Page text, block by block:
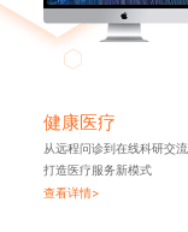
健康医疗
从远程问诊到在线科研交流
打造医疗服务新模式
查看详情>